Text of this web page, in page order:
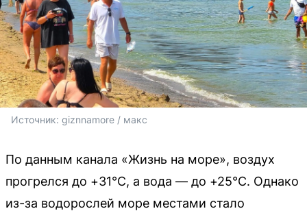
Источник: giznnamore / макс
По данным канала «Жизнь на море», воздух
прогрелся до +31°C, а вода — до +25°C. Однако
из-за водорослей море местами стало